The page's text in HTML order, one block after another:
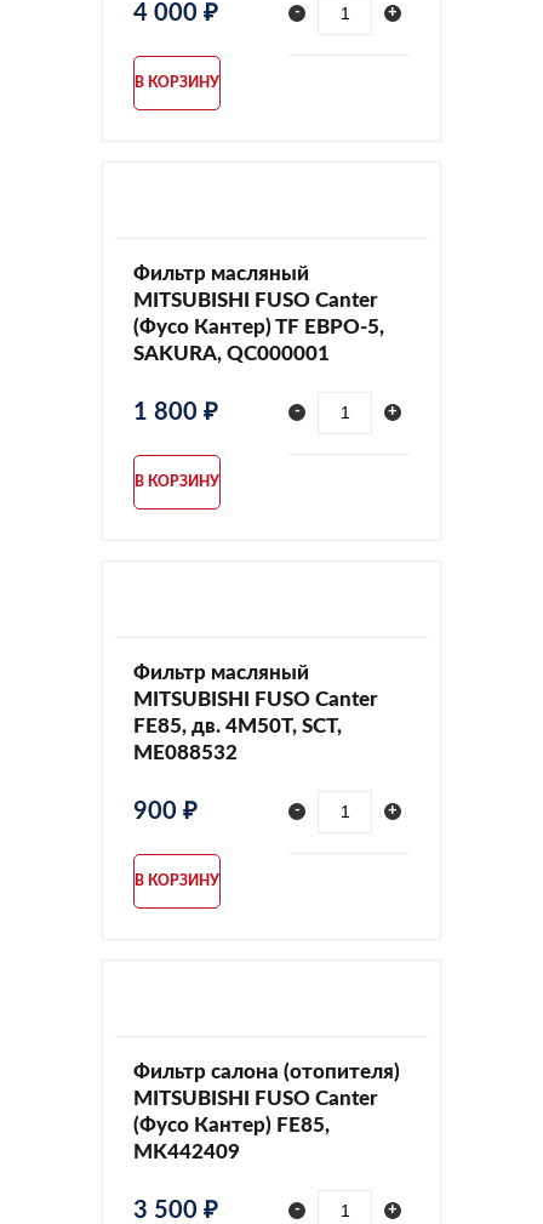
4 000 ₽ - +
В КОРЗИНУ
Фильтр масляный
MITSUBISHI FUSO Canter
(Фусо Кантер) TF ЕВРО-5,
SAKURA, QC000001
1 800 ₽ - +
В КОРЗИНУ
Фильтр масляный
MITSUBISHI FUSO Canter
FE85, дв. 4M50T, SCT,
ME088532
900 ₽ - +
В КОРЗИНУ
Фильтр салона (отопителя)
MITSUBISHI FUSO Canter
(Фусо Кантер) FE85,
MK442409
3 500 ₽ - +